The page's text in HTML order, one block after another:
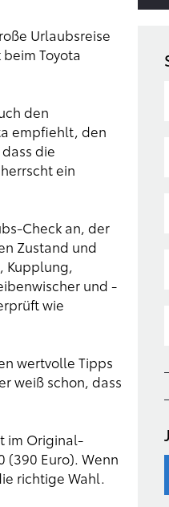
Urlaubsreise
Toyota
den
empfiehlt, den
die
ein
Check an, der
Zustand und
Kupplung,
und -
wie
wertvolle Tipps
weiß schon, dass
im Original-
(390 Euro). Wenn
richtige Wahl.